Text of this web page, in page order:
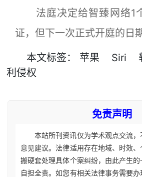
法庭决定给智臻网络1
证，但下一次正式开庭的日
本文标签： 苹果 Siri
利侵权
免责声明
本站所刊资讯仅为学术观点交流
意见建议。法律适用存在地域、时效
搬硬套处理具体个案纠纷，由此产生
自担全责。如您有相关法律事务需要